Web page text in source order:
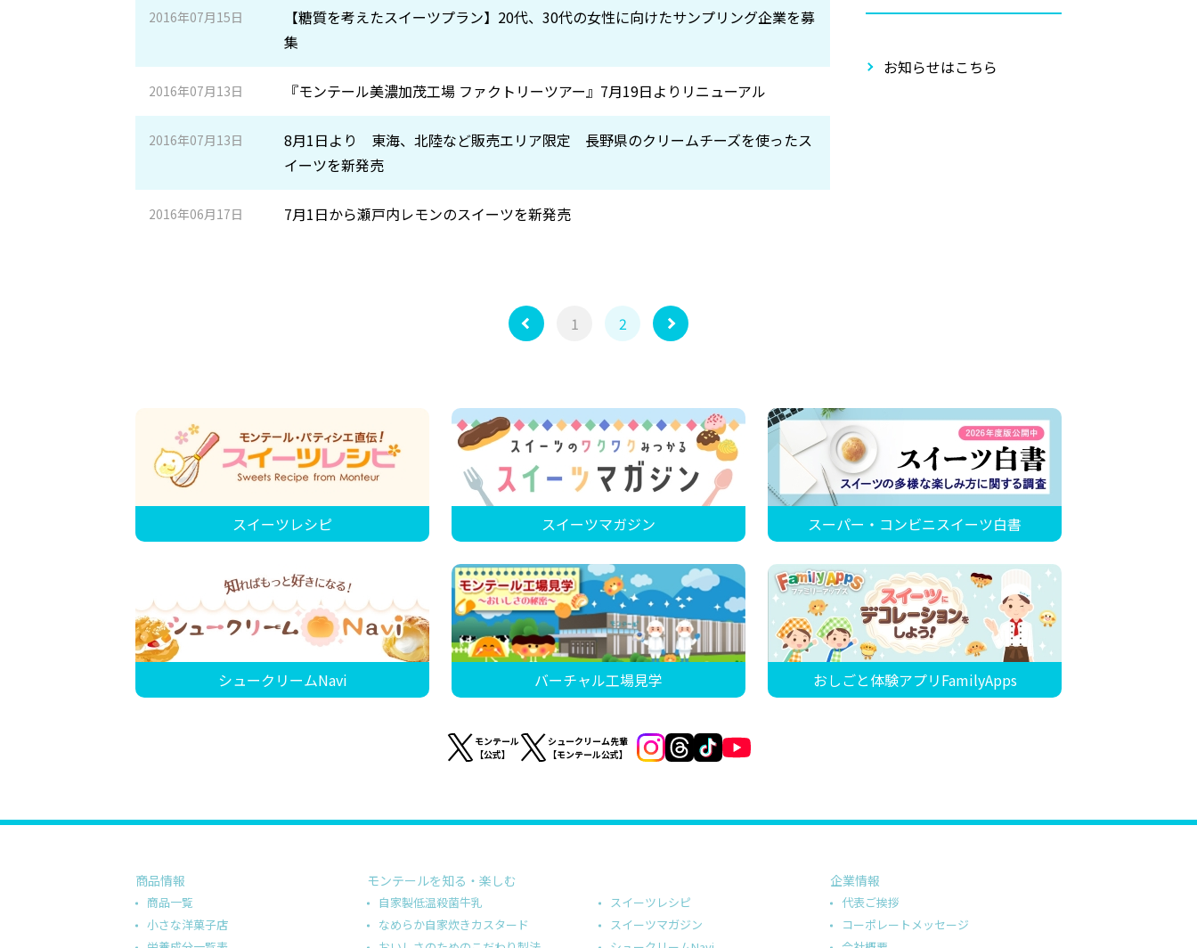
2016年07月15日
【糖質を考えたスイーツプラン】20代、30代の女性に向けたサンプリング企業を募
集
2016年07月13日 『モンテール美濃加茂工場 ファクトリーツアー』7月19日よりリニューアル
2016年07月13日
8月1日より 東海、北陸など販売エリア限定 長野県のクリームチーズを使ったス
イーツを新発売
2016年06月17日 7月1日から瀬戸内レモンのスイーツを新発売
1 2
お知らせはこちら
スイーツレシピ スイーツマガジン スーパー・コンビニスイーツ白書
シュークリームNavi バーチャル工場見学 おしごと体験アプリFamilyApps
モンテール
【公式】
シュークリーム先輩
【モンテール公式】
商品情報
商品一覧
小さな洋菓子店
モンテールを知る・楽しむ
自家製低温殺菌牛乳
なめらか自家炊きカスタード
スイーツレシピ
スイーツマガジン
企業情報
代表ご挨拶
コーポレートメッセージ